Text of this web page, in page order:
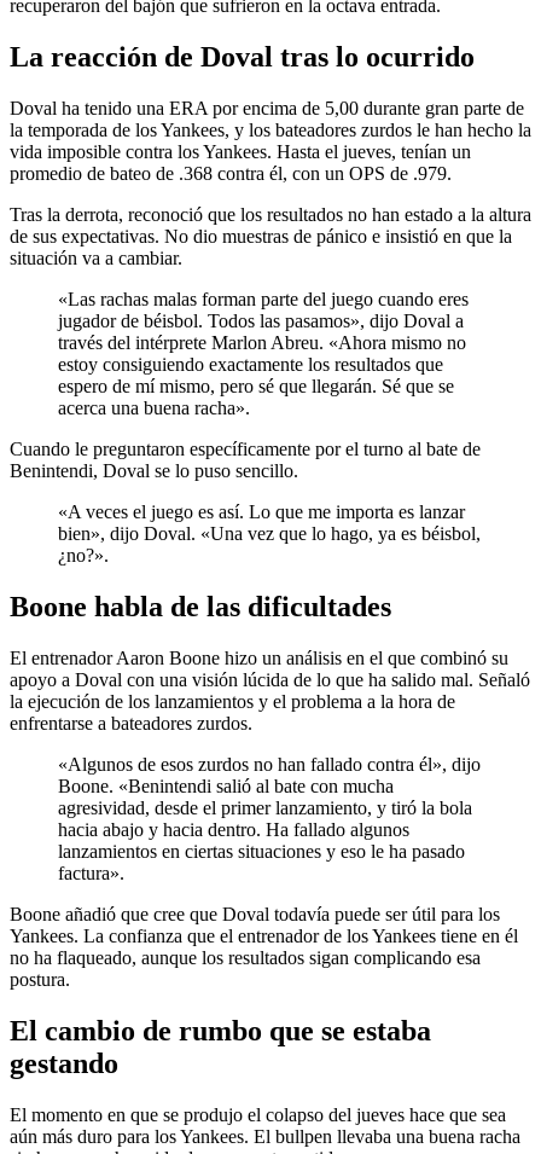
recuperaron del bajón que sufrieron en la octava entrada.
La reacción de Doval tras lo ocurrido
Doval ha tenido una ERA por encima de 5,00 durante gran parte de
la temporada de los Yankees, y los bateadores zurdos le han hecho la
vida imposible contra los Yankees. Hasta el jueves, tenían un
promedio de bateo de .368 contra él, con un OPS de .979.
Tras la derrota, reconoció que los resultados no han estado a la altura
de sus expectativas. No dio muestras de pánico e insistió en que la
situación va a cambiar.
«Las rachas malas forman parte del juego cuando eres
jugador de béisbol. Todos las pasamos», dijo Doval a
través del intérprete Marlon Abreu. «Ahora mismo no
estoy consiguiendo exactamente los resultados que
espero de mí mismo, pero sé que llegarán. Sé que se
acerca una buena racha».
Cuando le preguntaron específicamente por el turno al bate de
Benintendi, Doval se lo puso sencillo.
«A veces el juego es así. Lo que me importa es lanzar
bien», dijo Doval. «Una vez que lo hago, ya es béisbol,
¿no?».
Boone habla de las dificultades
El entrenador Aaron Boone hizo un análisis en el que combinó su
apoyo a Doval con una visión lúcida de lo que ha salido mal. Señaló
la ejecución de los lanzamientos y el problema a la hora de
enfrentarse a bateadores zurdos.
«Algunos de esos zurdos no han fallado contra él», dijo
Boone. «Benintendi salió al bate con mucha
agresividad, desde el primer lanzamiento, y tiró la bola
hacia abajo y hacia dentro. Ha fallado algunos
lanzamientos en ciertas situaciones y eso le ha pasado
factura».
Boone añadió que cree que Doval todavía puede ser útil para los
Yankees. La confianza que el entrenador de los Yankees tiene en él
no ha flaqueado, aunque los resultados sigan complicando esa
postura.
El cambio de rumbo que se estaba
gestando
El momento en que se produjo el colapso del jueves hace que sea
aún más duro para los Yankees. El bullpen llevaba una buena racha